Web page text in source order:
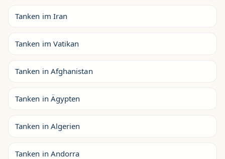
Tanken im Iran
Tanken im Vatikan
Tanken in Afghanistan
Tanken in Ägypten
Tanken in Algerien
Tanken in Andorra